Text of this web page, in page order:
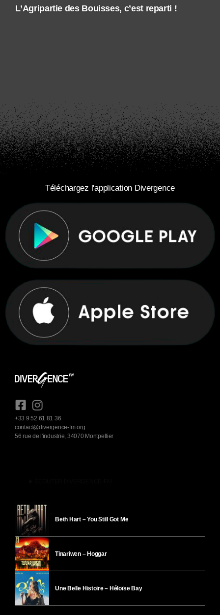
L’Agripartie des Bouisses, c’est reparti !
Téléchargez l'application Divergence
+33 9 52 61 81 36
contact@divergence-fm.org
56 rue de l'industrie, 34070 Montpellier
Beth Hart – You Still Got Me
Tinariwen – Hoggar
Une Belle Histoire – Héloïse Bay